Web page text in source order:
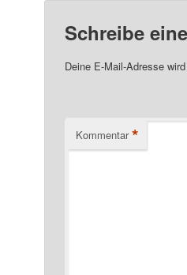
Schreibe
Deine E-Mail-Adresse
Kommentar *